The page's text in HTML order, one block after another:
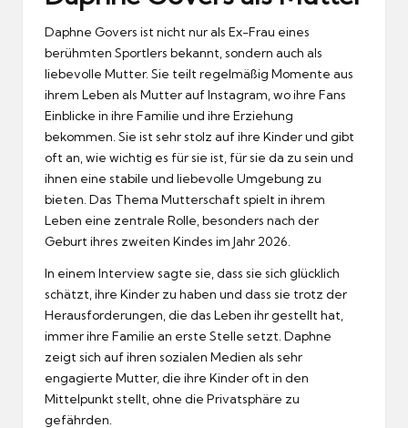
Daphne Govers ist nicht nur als Ex-Frau eines
berühmten Sportlers bekannt, sondern auch als
liebevolle Mutter. Sie teilt regelmäßig Momente aus
ihrem Leben als Mutter auf Instagram, wo ihre Fans
Einblicke in ihre Familie und ihre Erziehung
bekommen. Sie ist sehr stolz auf ihre Kinder und gibt
oft an, wie wichtig es für sie ist, für sie da zu sein und
ihnen eine stabile und liebevolle Umgebung zu
bieten. Das Thema Mutterschaft spielt in ihrem
Leben eine zentrale Rolle, besonders nach der
Geburt ihres zweiten Kindes im Jahr 2026.
In einem Interview sagte sie, dass sie sich glücklich
schätzt, ihre Kinder zu haben und dass sie trotz der
Herausforderungen, die das Leben ihr gestellt hat,
immer ihre Familie an erste Stelle setzt. Daphne
zeigt sich auf ihren sozialen Medien als sehr
engagierte Mutter, die ihre Kinder oft in den
Mittelpunkt stellt, ohne die Privatsphäre zu
gefährden.